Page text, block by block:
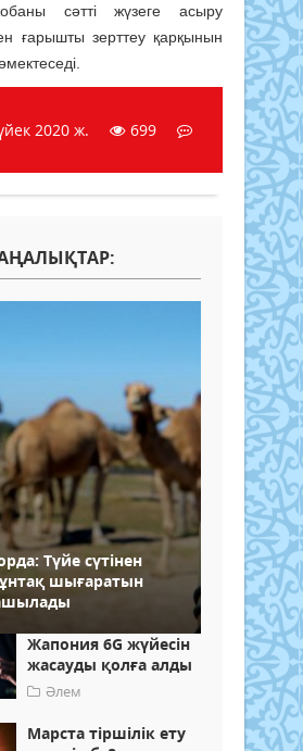
сәтті жүзеге асыру
ғарышты зерттеу қарқынын
2020 ж.
699
Түйе сүтінен
шығаратын
Жапония 6G жүйесін
жасауды қолға алды
Әлем
Марста тіршілік ету